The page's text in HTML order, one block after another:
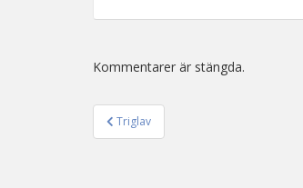
Kommentarer är stängda.
Inläggsnavigering
Triglav